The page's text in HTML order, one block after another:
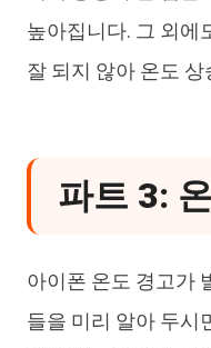
높아집니다. 그 외에
잘 되지 않아 온도
파트 3:
아이폰 온도 경고가
들을 미리 알아 두시